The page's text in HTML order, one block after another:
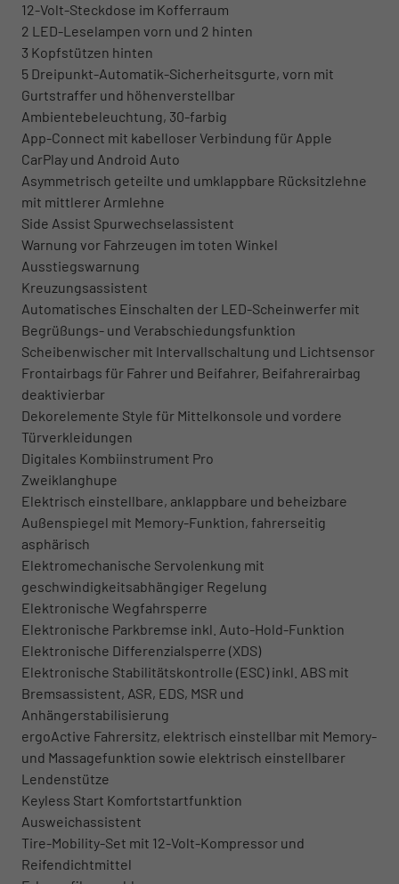
12-Volt-Steckdose im Kofferraum
2 LED-Leselampen vorn und 2 hinten
3 Kopfstützen hinten
5 Dreipunkt-Automatik-Sicherheitsgurte, vorn mit
Gurtstraffer und höhenverstellbar
Ambientebeleuchtung, 30-farbig
App-Connect mit kabelloser Verbindung für Apple
CarPlay und Android Auto
Asymmetrisch geteilte und umklappbare Rücksitzlehne
mit mittlerer Armlehne
Side Assist Spurwechselassistent
Warnung vor Fahrzeugen im toten Winkel
Ausstiegswarnung
Kreuzungsassistent
Automatisches Einschalten der LED-Scheinwerfer mit
Begrüßungs- und Verabschiedungsfunktion
Scheibenwischer mit Intervallschaltung und Lichtsensor
Frontairbags für Fahrer und Beifahrer, Beifahrerairbag
deaktivierbar
Dekorelemente Style für Mittelkonsole und vordere
Türverkleidungen
Digitales Kombiinstrument Pro
Zweiklanghupe
Elektrisch einstellbare, anklappbare und beheizbare
Außenspiegel mit Memory-Funktion, fahrerseitig
asphärisch
Elektromechanische Servolenkung mit
geschwindigkeitsabhängiger Regelung
Elektronische Wegfahrsperre
Elektronische Parkbremse inkl. Auto-Hold-Funktion
Elektronische Differenzialsperre (XDS)
Elektronische Stabilitätskontrolle (ESC) inkl. ABS mit
Bremsassistent, ASR, EDS, MSR und
Anhängerstabilisierung
ergoActive Fahrersitz, elektrisch einstellbar mit Memory-
und Massagefunktion sowie elektrisch einstellbarer
Lendenstütze
Keyless Start Komfortstartfunktion
Ausweichassistent
Tire-Mobility-Set mit 12-Volt-Kompressor und
Reifendichtmittel